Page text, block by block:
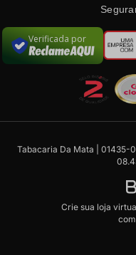
Verificada por
Tabacaria Da Mata | 01435-
Crie sua loja